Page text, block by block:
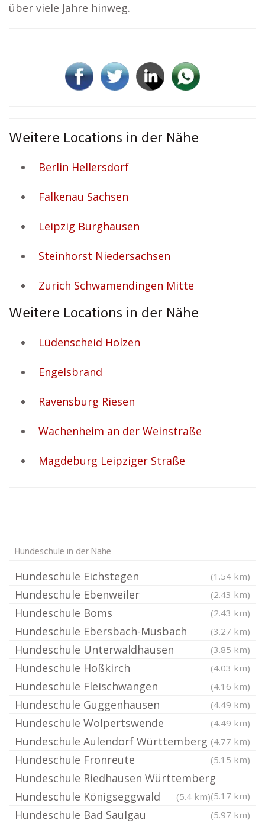
über viele Jahre hinweg.
Weitere Locations in der Nähe
Berlin Hellersdorf
Falkenau Sachsen
Leipzig Burghausen
Steinhorst Niedersachsen
Zürich Schwamendingen Mitte
Weitere Locations in der Nähe
Lüdenscheid Holzen
Engelsbrand
Ravensburg Riesen
Wachenheim an der Weinstraße
Magdeburg Leipziger Straße
Hundeschule in der Nähe
Hundeschule Eichstegen (1.54 km)
Hundeschule Ebenweiler (2.43 km)
Hundeschule Boms (2.43 km)
Hundeschule Ebersbach-Musbach (3.27 km)
Hundeschule Unterwaldhausen (3.85 km)
Hundeschule Hoßkirch (4.03 km)
Hundeschule Fleischwangen (4.16 km)
Hundeschule Guggenhausen (4.49 km)
Hundeschule Wolpertswende (4.49 km)
Hundeschule Aulendorf Württemberg (4.77 km)
Hundeschule Fronreute (5.15 km)
Hundeschule Riedhausen Württemberg
(5.17 km)
Hundeschule Königseggwald (5.4 km)
Hundeschule Bad Saulgau (5.97 km)